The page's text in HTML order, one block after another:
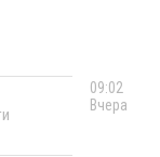
09:02
Вчера